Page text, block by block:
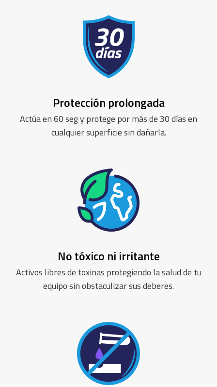
Protección prolongada
Actúa en 60 seg y protege por más de 30 días en
cualquier superficie sin dañarla.
No tóxico ni irritante
Activos libres de toxinas protegiendo la salud de tu
equipo sin obstaculizar sus deberes.